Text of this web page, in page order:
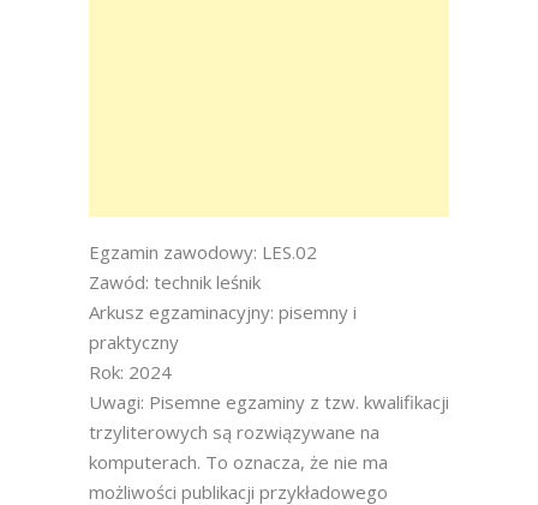
Egzamin zawodowy: LES.02
Zawód: technik leśnik
Arkusz egzaminacyjny: pisemny i
praktyczny
Rok: 2024
Uwagi: Pisemne egzaminy z tzw. kwalifikacji
trzyliterowych są rozwiązywane na
komputerach. To oznacza, że nie ma
możliwości publikacji przykładowego